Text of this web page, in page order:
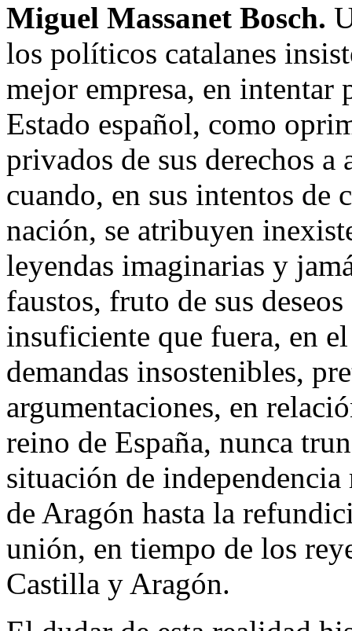
Miguel Massanet Bosch.
los políticos catalanes
mejor empresa, en intentar
Estado español, como
privados de sus derechos
cuando, en sus intentos de
nación, se atribuyen
leyendas imaginarias y
faustos, fruto de sus
insuficiente que fuera, en
demandas insostenibles,
argumentaciones, en
reino de España, nunca
situación de
de Aragón hasta la
unión, en tiempo de los
Castilla y Aragón.